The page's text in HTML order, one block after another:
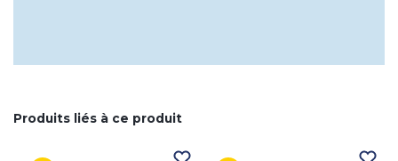
Produits liés à ce produit